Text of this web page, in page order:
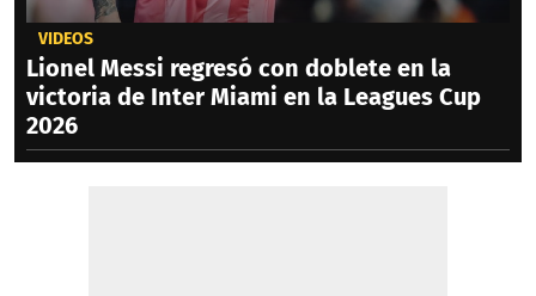
VIDEOS
Lionel Messi regresó con doblete en la
victoria de Inter Miami en la Leagues Cup
2026